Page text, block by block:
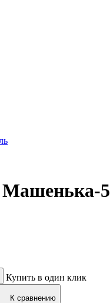
5
Купить в один клик
К сравнению